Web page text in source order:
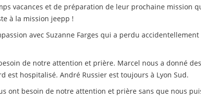
vacances et de préparation de leur prochaine mission
à la mission jeepp !
avec Suzanne Farges qui a perdu
de notre attention et prière. Marcel nous a donné
est hospitalisé. André Russier est toujours à Lyon Sud.
ont besoin de notre attention et prière sans que nous